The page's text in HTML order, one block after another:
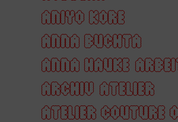
ANIYO KORE
ANNA BUCHTA
ANNA HAUKE
ARCHIV ATELIER
ATELIER COUTURE